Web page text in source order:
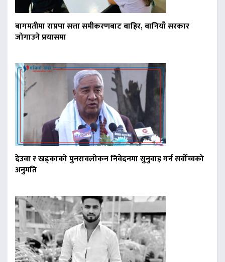
बागमतीमा राप्रपा सत्ता समीकरणबाट बाहिर, बानियाँ सरकार
जोगाउने प्रयासमा
देउवा र खड्काको पुनरावलोकन निवेदनमा सुनुवाइ गर्न सर्वोच्चको
अनुमति